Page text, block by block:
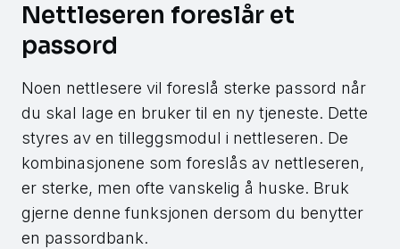
Nettleseren foreslår et
passord
Noen nettlesere vil foreslå sterke passord når
du skal lage en bruker til en ny tjeneste. Dette
styres av en tilleggsmodul i nettleseren. De
kombinasjonene som foreslås av nettleseren,
er sterke, men ofte vanskelig å huske. Bruk
gjerne denne funksjonen dersom du benytter
en passordbank.